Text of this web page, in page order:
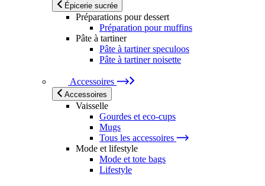
Épicerie sucrée
Préparations pour dessert
Préparation pour muffins
Pâte à tartiner
Pâte à tartiner speculoos
Pâte à tartiner noisette
Accessoires
Accessoires
Vaisselle
Gourdes et eco-cups
Mugs
Tous les accessoires
Mode et lifestyle
Mode et tote bags
Lifestyle